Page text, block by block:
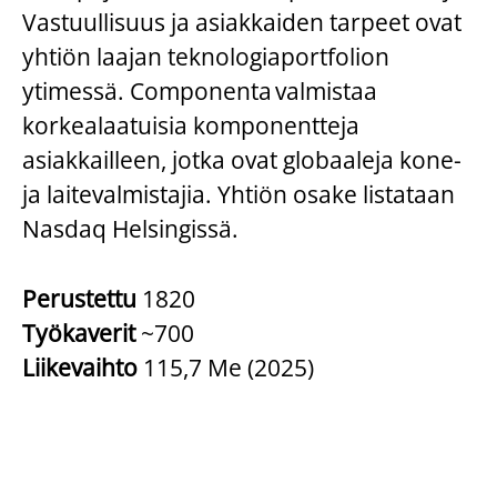
Vastuullisuus ja asiakkaiden tarpeet ovat
yhtiön laajan teknologiaportfolion
ytimessä. Componenta valmistaa
korkealaatuisia komponentteja
asiakkailleen, jotka ovat globaaleja kone-
ja laitevalmistajia. Yhtiön osake listataan
Nasdaq Helsingissä.
Perustettu 1820
Työkaverit~700
Liikevaihto 115,7 Me (2025)